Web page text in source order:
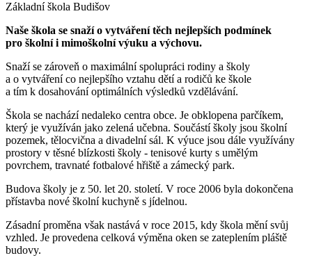
Základní škola Budišov
Naše škola se snaží o vytváření těch nejlepších podmínek
pro školní i mimoškolní výuku a výchovu.
Snaží se zároveň o maximální spolupráci rodiny a školy
a o vytváření co nejlepšího vztahu dětí a rodičů ke škole
a tím k dosahování optimálních výsledků vzdělávání.
Škola se nachází nedaleko centra obce. Je obklopena parčíkem,
který je využíván jako zelená učebna. Součástí školy jsou školní
pozemek, tělocvična a divadelní sál. K výuce jsou dále využívány
prostory v těsné blízkosti školy - tenisové kurty s umělým
povrchem, travnaté fotbalové hřiště a zámecký park.
Budova školy je z 50. let 20. století. V roce 2006 byla dokončena
přístavba nové školní kuchyně s jídelnou.
Zásadní proměna však nastává v roce 2015, kdy škola mění svůj
vzhled. Je provedena celková výměna oken se zateplením pláště
budovy.